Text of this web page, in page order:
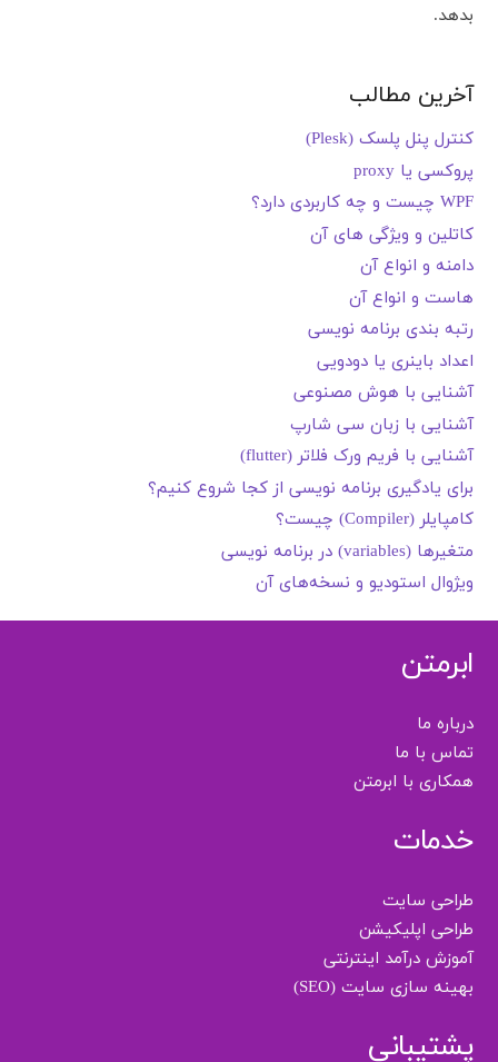
بدهد.
آخرین مطالب
کنترل پنل پلسک (Plesk)
پروکسی یا proxy
WPF چیست و چه کاربردی دارد؟
کاتلین و ویژگی های آن
دامنه و انواع آن
هاست و انواع آن
رتبه بندی برنامه نویسی
اعداد باینری یا دودویی
آشنایی با هوش مصنوعی
آشنایی با زبان سی شارپ
آشنایی با فریم ورک فلاتر (flutter)
برای یادگیری برنامه نویسی از کجا شروع کنیم؟
کامپایلر (Compiler) چیست؟
متغیرها (variables) در برنامه نویسی
ویژوال استودیو و نسخه‌های آن
ابرمتن
درباره ما
تماس با ما
همکاری با ابرمتن
خدمات
طراحی سایت
طراحی اپلیکیشن
آموزش درآمد اینترنتی
بهینه سازی سایت (SEO)
پشتیبانی